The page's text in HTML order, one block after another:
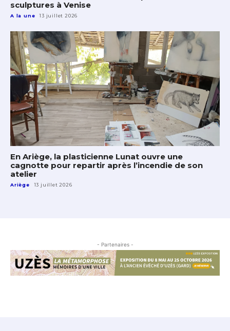
sculptures à Venise
A la une 13 juillet 2026
En Ariège, la plasticienne Lunat ouvre une
cagnotte pour repartir après l’incendie de son
atelier
Ariège 13 juillet 2026
- Partenaires -